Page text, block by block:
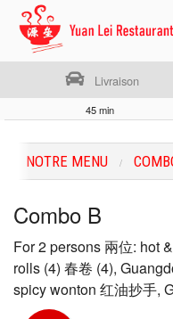
Emplacement
Français
Connection
Inscription
Livraison
45 min
NOTRE MENU
Combo B
For 2 persons 兩位: hot
rolls (4) 春卷 (4),
spicy wonton 红油抄手,